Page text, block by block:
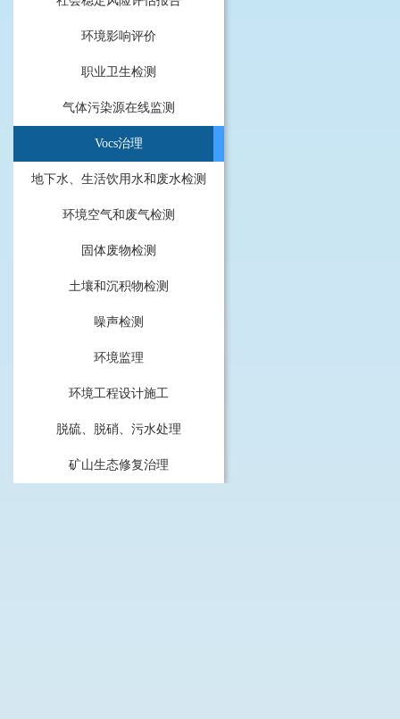
环境影响评价
职业卫生检测
气体污染源在线监测
Vocs治理
地下水、生活饮用水和废水检测
环境空气和废气检测
固体废物检测
土壤和沉积物检测
噪声检测
环境监理
环境工程设计施工
脱硫、脱硝、污水处理
矿山生态修复治理